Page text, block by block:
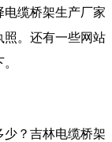
缆桥架生产厂家
照。还有一些网站
？吉林电缆桥架